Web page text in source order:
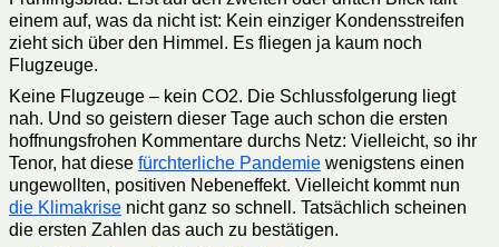
einem auf, was da nicht ist: Kein einziger Kondensstreifen
zieht sich über den Himmel. Es fliegen ja kaum noch
Flugzeuge.
Keine Flugzeuge – kein CO2. Die Schlussfolgerung liegt
nah. Und so geistern dieser Tage auch schon die ersten
hoffnungsfrohen Kommentare durchs Netz: Vielleicht, so ihr
Tenor, hat diese fürchterliche Pandemie wenigstens einen
ungewollten, positiven Nebeneffekt. Vielleicht kommt nun
die Klimakrise nicht ganz so schnell. Tatsächlich scheinen
die ersten Zahlen das auch zu bestätigen.